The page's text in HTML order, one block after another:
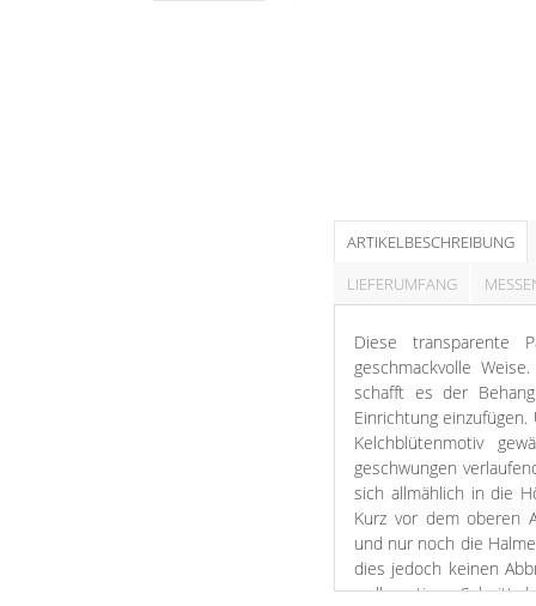
ARTIKELBESCHREIBUNG
LIEFERUMFANG
Diese transparente
geschmackvolle
schafft es der
Einrichtung
Kelchblütenmotiv
geschwungen
sich allmählich in die
Kurz vor dem oberen
und nur noch die
dies jedoch keinen
wellenartigen Schnitt